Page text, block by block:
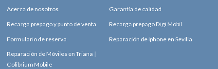
Acerca de nosotros Garantía de calidad
Recarga prepago y punto de venta Recarga prepago Digi Mobil
Formulario de reserva Reparación de Iphone en Sevilla
Reparación de Móviles en Triana |
Colibrium Mobile